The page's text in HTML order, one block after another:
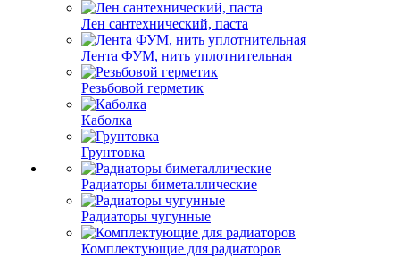
Лен сантехнический, паста
Лента ФУМ, нить уплотнительная
Резьбовой герметик
Каболка
Грунтовка
Радиаторы биметаллические
Радиаторы чугунные
Комплектующие для радиаторов